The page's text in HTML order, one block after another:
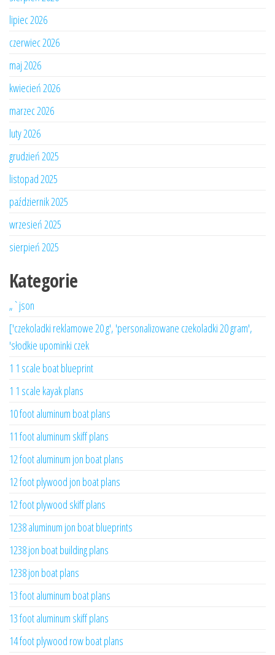
lipiec 2026
czerwiec 2026
maj 2026
kwiecień 2026
marzec 2026
luty 2026
grudzień 2025
listopad 2025
październik 2025
wrzesień 2025
sierpień 2025
Kategorie
„`json
['czekoladki reklamowe 20 g', 'personalizowane czekoladki 20 gram',
'słodkie upominki czek
1 1 scale boat blueprint
1 1 scale kayak plans
10 foot aluminum boat plans
11 foot aluminum skiff plans
12 foot aluminum jon boat plans
12 foot plywood jon boat plans
12 foot plywood skiff plans
1238 aluminum jon boat blueprints
1238 jon boat building plans
1238 jon boat plans
13 foot aluminum boat plans
13 foot aluminum skiff plans
14 foot plywood row boat plans